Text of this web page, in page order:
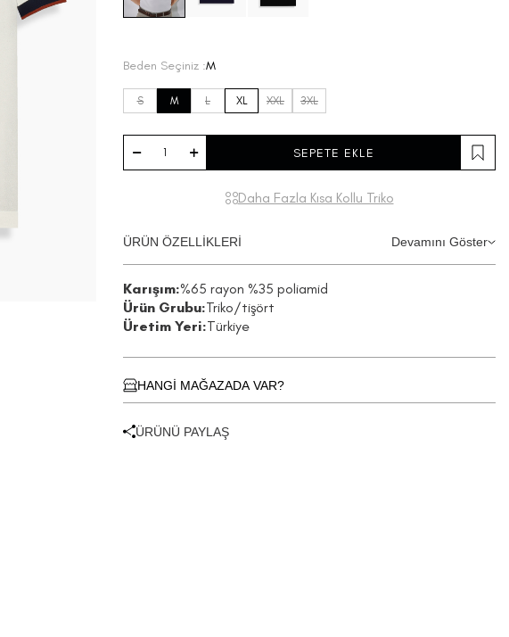
Beden Seçiniz :M
S M L XL XXL 3XL
SEPETE EKLE
Daha Fazla Kısa Kollu Triko
ÜRÜN ÖZELLİKLERİ Devamını Göster
Karışım:%65 rayon %35 poliamid
Ürün Grubu:Triko/tişört
Üretim Yeri:Türkiye
HANGİ MAĞAZADA VAR?
ÜRÜNÜ PAYLAŞ